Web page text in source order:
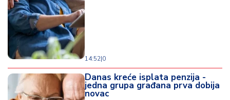
14:52|0
Danas kreće isplata penzija -
jedna grupa građana prva dobija
novac